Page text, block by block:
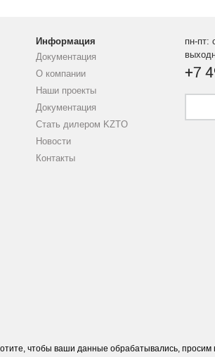
Информация
Документация
О компании
Наши проекты
Документация
Стать дилером KZTO
Новости
Контакты
пн-пт:
+7
чтобы ваши данные обрабатывались, просим